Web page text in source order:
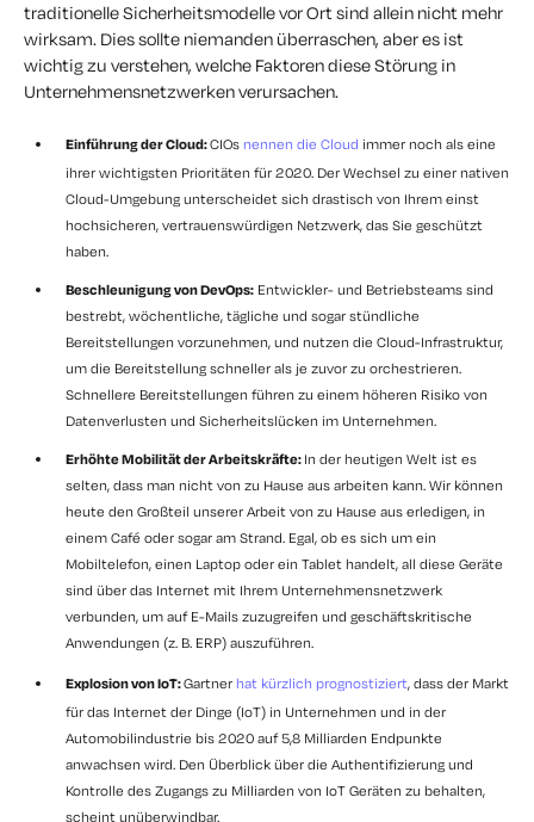
traditionelle Sicherheitsmodelle vor Ort sind allein nicht mehr
wirksam. Dies sollte niemanden überraschen, aber es ist
wichtig zu verstehen, welche Faktoren diese Störung in
Unternehmensnetzwerken verursachen.
Einführung der Cloud:CIOs nennen die Cloud immer noch als eine
ihrer wichtigsten Prioritäten für 2020. Der Wechsel zu einer nativen
Cloud-Umgebung unterscheidet sich drastisch von Ihrem einst
hochsicheren, vertrauenswürdigen Netzwerk, das Sie geschützt
haben.
Beschleunigung von DevOps: Entwickler- und Betriebsteams sind
bestrebt, wöchentliche, tägliche und sogar stündliche
Bereitstellungen vorzunehmen, und nutzen die Cloud-Infrastruktur,
um die Bereitstellung schneller als je zuvor zu orchestrieren.
Schnellere Bereitstellungen führen zu einem höheren Risiko von
Datenverlusten und Sicherheitslücken im Unternehmen.
Erhöhte Mobilität der Arbeitskräfte: In der heutigen Welt ist es
selten, dass man nicht von zu Hause aus arbeiten kann. Wir können
heute den Großteil unserer Arbeit von zu Hause aus erledigen, in
einem Café oder sogar am Strand. Egal, ob es sich um ein
Mobiltelefon, einen Laptop oder ein Tablet handelt, all diese Geräte
sind über das Internet mit Ihrem Unternehmensnetzwerk
verbunden, um auf E-Mails zuzugreifen und geschäftskritische
Anwendungen (z. B. ERP) auszuführen.
Explosion von IoT:Gartner hat kürzlich prognostiziert, dass der Markt
für das Internet der Dinge (IoT) in Unternehmen und in der
Automobilindustrie bis 2020 auf 5,8 Milliarden Endpunkte
anwachsen wird. Den Überblick über die Authentifizierung und
Kontrolle des Zugangs zu Milliarden von IoT Geräten zu behalten,
scheint unüberwindbar.